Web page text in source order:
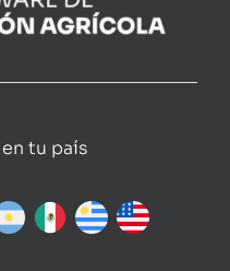
tu país